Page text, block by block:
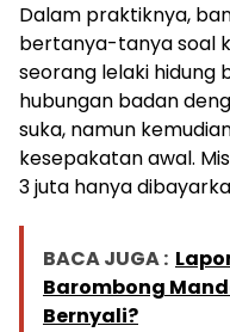
Dalam praktiknya,
bertanya-tanya soal
seorang lelaki hidung
hubungan badan
suka, namun
kesepakatan awal.
3 juta hanya
BACA JUGA :
Barombong
Bernyali?